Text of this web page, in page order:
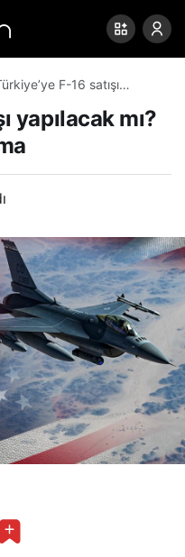
F-16 satışı
yapılacak mı?
0 Paylaş